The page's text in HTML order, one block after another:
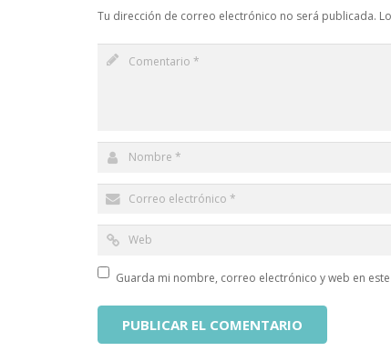
Tu dirección de correo electrónico no será publicada.
Guarda mi nombre, correo electrónico y web en